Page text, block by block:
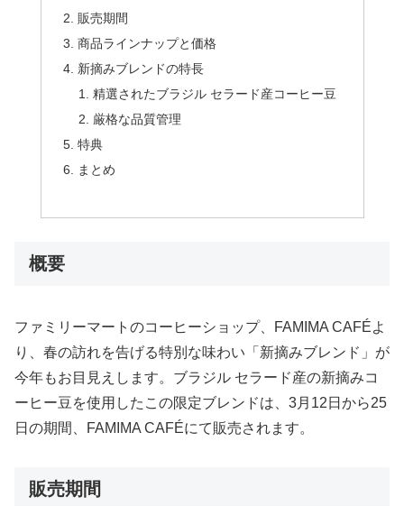
販売期間
商品ラインナップと価格
新摘みブレンドの特長
精選されたブラジル セラード産コーヒー豆
厳格な品質管理
特典
まとめ
概要
ファミリーマートのコーヒーショップ、FAMIMA CAFÉよ
り、春の訪れを告げる特別な味わい「新摘みブレンド」が
今年もお目見えします。ブラジル セラード産の新摘みコ
ーヒー豆を使用したこの限定ブレンドは、3月12日から25
日の期間、FAMIMA CAFÉにて販売されます。
販売期間